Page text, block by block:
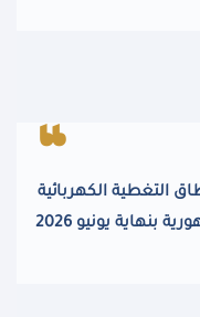
التغطية الكهربائية